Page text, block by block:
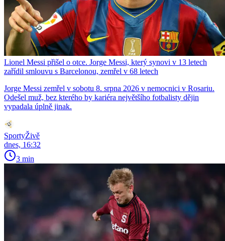
Lionel Messi přišel o otce. Jorge Messi, který synovi v 13 letech
zařídil smlouvu s Barcelonou, zemřel v 68 letech
Jorge Messi zemřel v sobotu 8. srpna 2026 v nemocnici v Rosariu.
Odešel muž, bez kterého by kariéra největšího fotbalisty dějin
vypadala úplně jinak.
SportyŽivě
dnes, 16:32
3 min